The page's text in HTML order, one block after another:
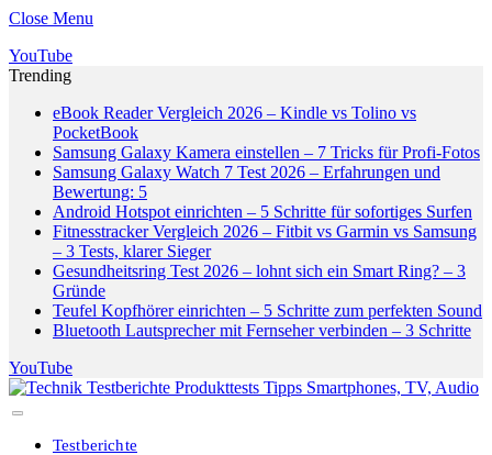
Close Menu
YouTube
Trending
eBook Reader Vergleich 2026 – Kindle vs Tolino vs
PocketBook
Samsung Galaxy Kamera einstellen – 7 Tricks für Profi-Fotos
Samsung Galaxy Watch 7 Test 2026 – Erfahrungen und
Bewertung: 5
Android Hotspot einrichten – 5 Schritte für sofortiges Surfen
Fitnesstracker Vergleich 2026 – Fitbit vs Garmin vs Samsung
– 3 Tests, klarer Sieger
Gesundheitsring Test 2026 – lohnt sich ein Smart Ring? – 3
Gründe
Teufel Kopfhörer einrichten – 5 Schritte zum perfekten Sound
Bluetooth Lautsprecher mit Fernseher verbinden – 3 Schritte
YouTube
Testberichte